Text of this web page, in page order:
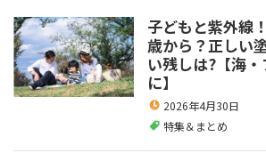
子どもと紫外線
歳から？正しい
い残しは?【海
に】
2026年4月30日
特集＆まとめ